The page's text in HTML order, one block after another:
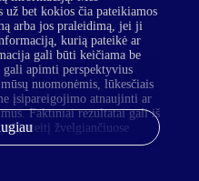
už bet kokios čia pateikiamos
arba jos praleidimą, jei ji
kurią pateikė ar
gali būti keičiama be
apimti perspektyvius
nuomonėmis, lūkesčiais
įsipareigojimo atnaujinti ar
Faktiniai rezultatai gali iš
į ateitį žvelgiančiuose